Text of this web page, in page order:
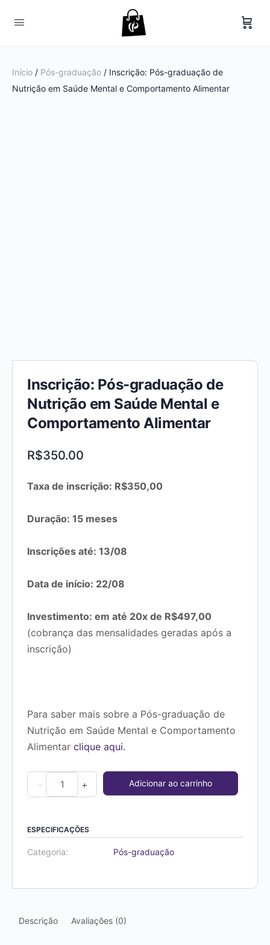
Início / Pós-graduação / Inscrição: Pós-graduação de
Nutrição em Saúde Mental e Comportamento Alimentar
Inscrição: Pós-graduação de
Nutrição em Saúde Mental e
Comportamento Alimentar
R$350.00
Taxa de inscrição: R$350,00
Duração: 15 meses
Inscrições até: 13/08
Data de início: 22/08
Investimento: em até 20x de R$497,00
(cobrança das mensalidades geradas após a
inscrição)
Para saber mais sobre a Pós-graduação de
Nutrição em Saúde Mental e Comportamento
Alimentar clique aqui.
Inscrição:
Pós-
de
Mental
Comportamento
- + Adicionar ao carrinho
ESPECIFICAÇÕES
Categoria: Pós-graduação
Descrição Avaliações (0)